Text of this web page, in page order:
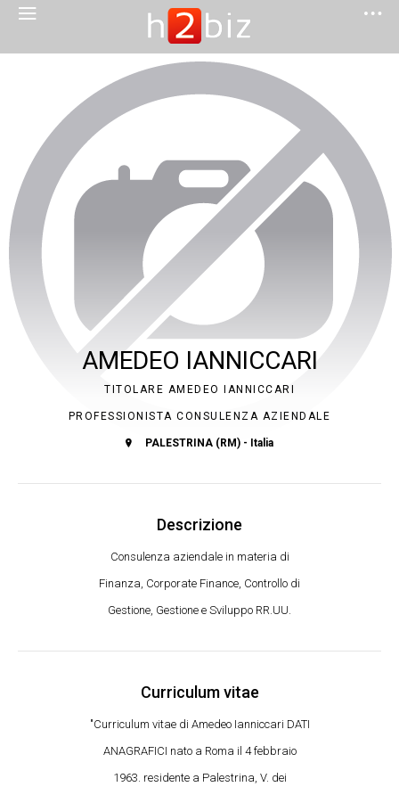
AMEDEO IANNICCARI
TITOLARE AMEDEO IANNICCARI
PROFESSIONISTA CONSULENZA AZIENDALE
PALESTRINA (RM) - Italia
Descrizione
Consulenza aziendale in materia di
Finanza, Corporate Finance, Controllo di
Gestione, Gestione e Sviluppo RR.UU.
Curriculum vitae
"Curriculum vitae di Amedeo Ianniccari DATI
ANAGRAFICI nato a Roma il 4 febbraio
1963. residente a Palestrina, V. dei